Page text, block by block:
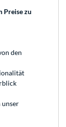
Preise zu
den
unser